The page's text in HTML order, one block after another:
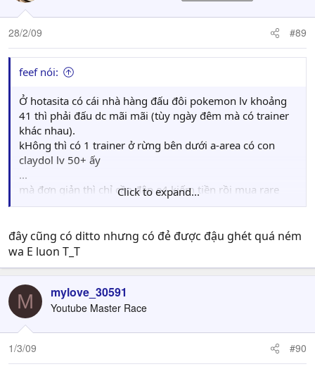
28/2/09 #89
feef nói:
Ở hotasita có cái nhà hàng đấu đôi pokemon lv khoảng
41 thì phải đấu dc mãi mãi (tùy ngày đêm mà có trainer
khác nhau).
kHông thì có 1 trainer ở rừng bên dưới a-area có con
claydol lv 50+ ấy
...
mà đơn giản thì chỉ cần đập e4 kiếm tiền rồi mua rare
candy ở honey shop thôi cho nhanh
đẻ ko dc là sao, kiếm con ditto quăng vào là xong thôi,
tui có rất nhiều trứng
Click to expand...
đây cũng có ditto nhưng có đẻ được đậu ghét quá ném
wa E luon T_T
M mylove_30591
Youtube Master Race
1/3/09 #90